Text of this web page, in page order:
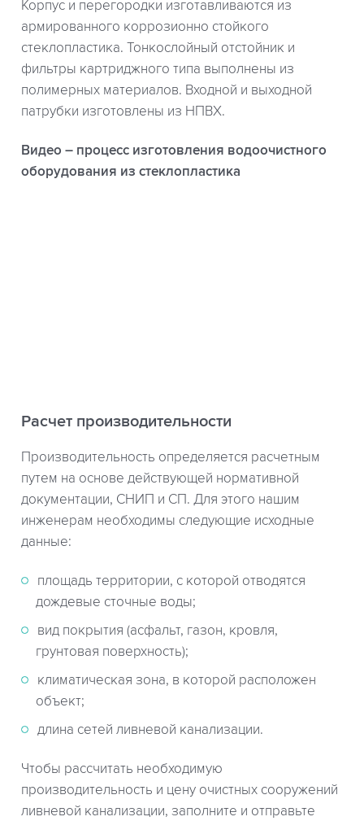
Корпус и перегородки изготавливаются из
армированного коррозионно стойкого
стеклопластика. Тонкослойный отстойник и
фильтры картриджного типа выполнены из
полимерных материалов. Входной и выходной
патрубки изготовлены из НПВХ.
Видео – процесс изготовления водоочистного
оборудования из стеклопластика
Расчет производительности
Производительность определяется расчетным
путем на основе действующей нормативной
документации, СНИП и СП. Для этого нашим
инженерам необходимы следующие исходные
данные:
площадь территории, с которой отводятся
дождевые сточные воды;
вид покрытия (асфальт, газон, кровля,
грунтовая поверхность);
климатическая зона, в которой расположен
объект;
длина сетей ливневой канализации.
Чтобы рассчитать необходимую
производительность и цену очистных сооружений
ливневой канализации, заполните и отправьте